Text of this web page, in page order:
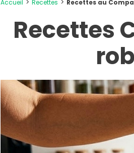
Accueil Recettes Recettes au
Recettes